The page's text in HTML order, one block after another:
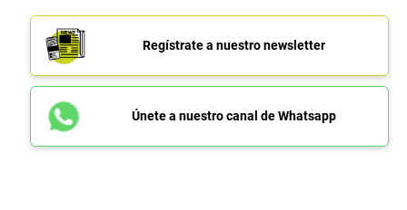
Regístrate a nuestro newsletter
Únete a nuestro canal de Whatsapp